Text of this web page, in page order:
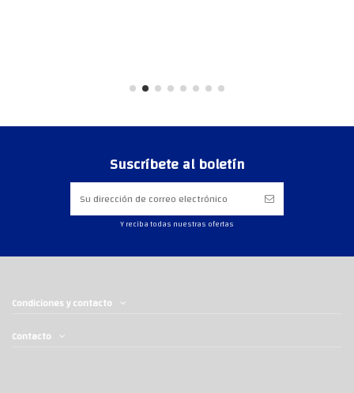
Suscríbete al boletín
Y reciba todas nuestras ofertas
Condiciones y contacto
Contacto